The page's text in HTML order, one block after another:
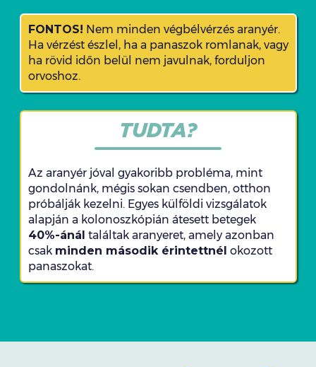
FONTOS! Nem minden végbélvérzés aranyér.
Ha vérzést észlel, ha a panaszok romlanak, vagy
ha rövid időn belül nem javulnak, forduljon
orvoshoz.
TUDTA?
Az aranyér jóval gyakoribb probléma, mint
gondolnánk, mégis sokan csendben, otthon
próbálják kezelni. Egyes külföldi vizsgálatok
alapján a kolonoszkópián átesett betegek
40%-ánál találtak aranyeret, amely azonban
csak minden második érintettnél okozott
panaszokat.